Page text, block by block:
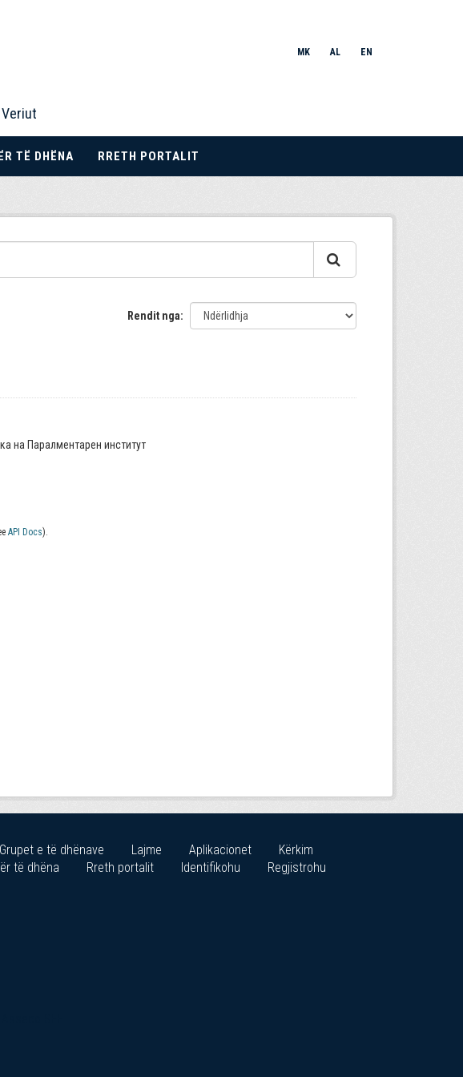
MK AL EN
TË DHËNA RRETH PORTALIT
Rendit nga
на Паралментарен институт
API Docs).
Grupet e të dhënave Lajme Aplikacionet
Kërkim
të dhëna
Rreth portalit Identifikohu Regjistrohu